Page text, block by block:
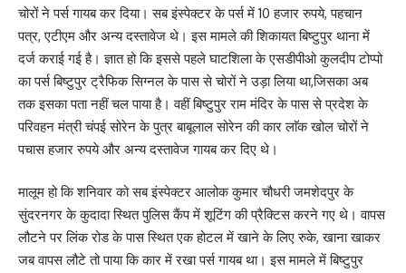
चोरों ने पर्स गायब कर दिया। सब इंस्पेक्टर के पर्स में 10 हजार रुपये, पहचान
पत्र, एटीएम और अन्य दस्तावेज थे। इस मामले की शिकायत बिष्टुपुर थाना में
दर्ज कराई गई है। ज्ञात हो कि इससे पहले घाटशिला के एसडीपीओ कुलदीप टोप्पो
का पर्स बिष्टुपुर ट्रैफिक सिग्नल के पास से चोरों ने उड़ा लिया था,जिसका अब
तक इसका पता नहीं चल पाया है। वहीं बिष्टुपुर राम मंदिर के पास से प्रदेश के
परिवहन मंत्री चंपई सोरेन के पुत्र बाबूलाल सोरेन की कार लाॅक खोल चोरों ने
पचास हजार रुपये और अन्य दस्तावेज गायब कर दिए थे।
मालूम हो कि शनिवार को सब इंस्पेक्टर आलोक कुमार चौधरी जमशेदपुर के
सुंदरनगर के कुदादा स्थित पुलिस कैंप में शूटिंग की प्रैक्टिस करने गए थे। वापस
लौटने पर लिंक रोड के पास स्थित एक होटल में खाने के लिए रुके, खाना खाकर
जब वापस लौटे तो पाया कि कार में रखा पर्स गायब था। इस मामले में बिष्टुपुर